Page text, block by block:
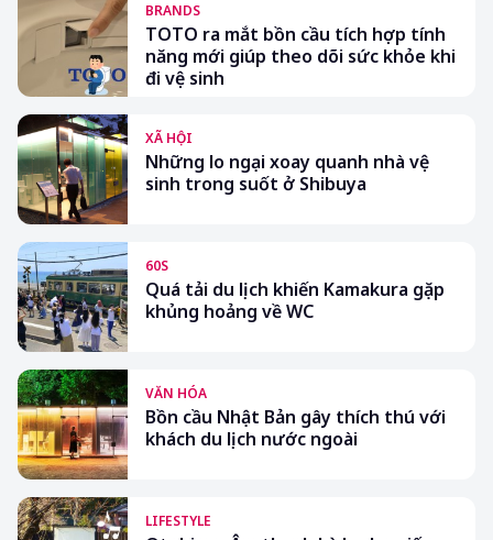
BRANDS
TOTO ra mắt bồn cầu tích hợp tính
năng mới giúp theo dõi sức khỏe khi
đi vệ sinh
XÃ HỘI
Những lo ngại xoay quanh nhà vệ
sinh trong suốt ở Shibuya
60S
Quá tải du lịch khiến Kamakura gặp
khủng hoảng về WC
VĂN HÓA
Bồn cầu Nhật Bản gây thích thú với
khách du lịch nước ngoài
LIFESTYLE